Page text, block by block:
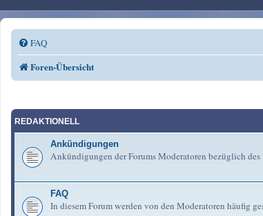
FAQ
Foren-Übersicht
REDAKTIONELL
Ankündigungen
Ankündigungen der Forums Moderatoren bezüglich des
FAQ
In diesem Forum werden von den Moderatoren häufig